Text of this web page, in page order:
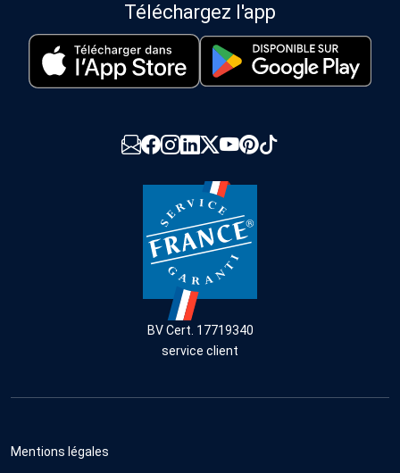
Téléchargez l'app
BV Cert. 17719340
service client
Mentions légales